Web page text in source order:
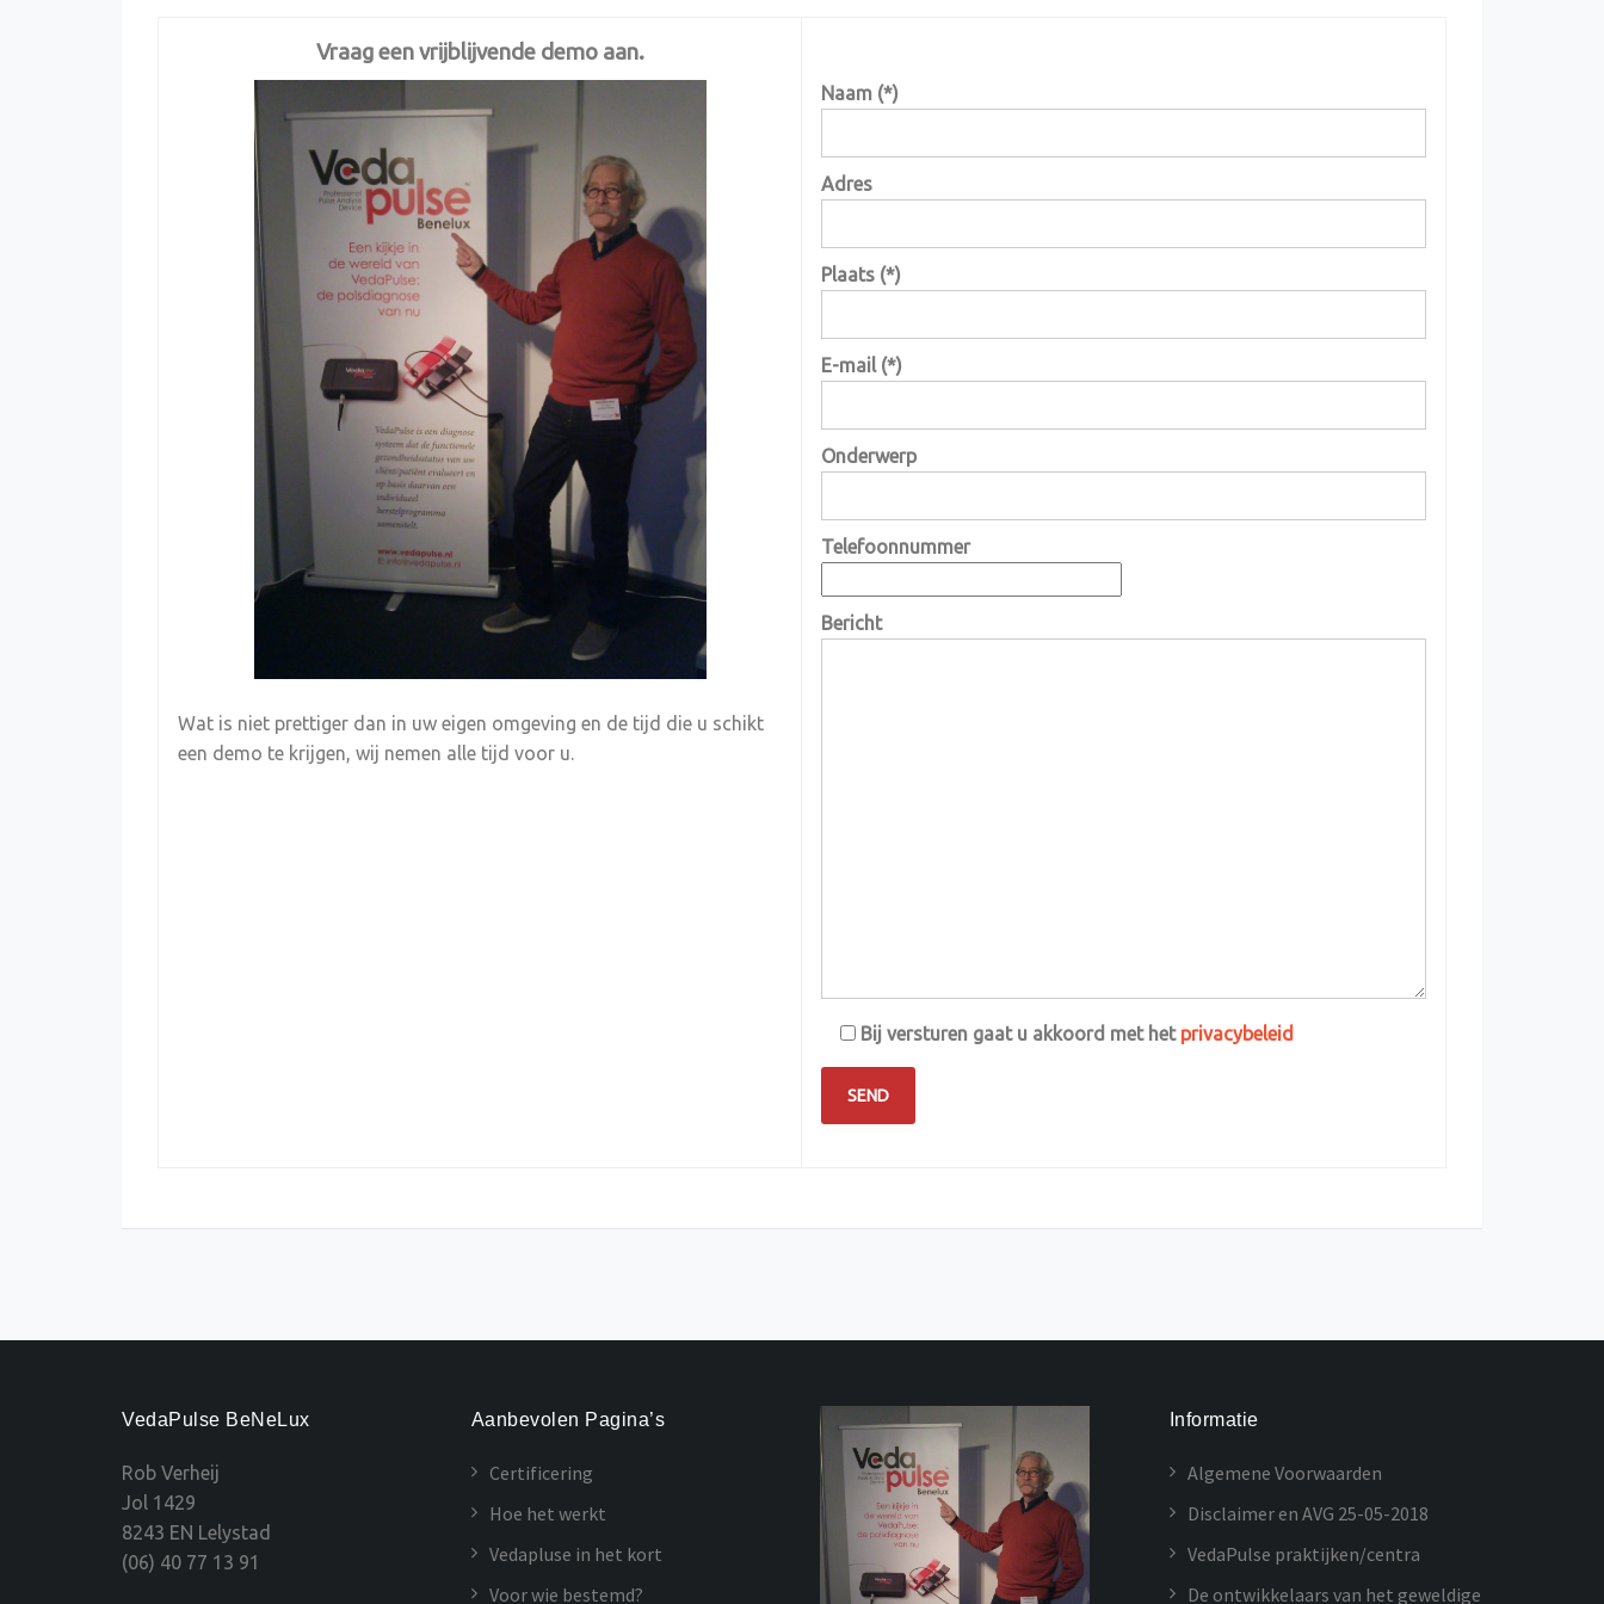
Vraag een vrijblijvende demo aan.
Wat is niet prettiger dan in uw eigen omgeving en de tijd die u schikt
een demo te krijgen, wij nemen alle tijd voor u.
Naam (*)
Adres
Plaats (*)
E-mail (*)
Onderwerp
Telefoonnummer
Bericht
Bij versturen gaat u akkoord met het privacybeleid
VedaPulse BeNeLux
Rob Verheij
Jol 1429
8243 EN Lelystad
(06) 40 77 13 91
Aanbevolen Pagina’s
Certificering
Hoe het werkt
Vedapluse in het kort
Voor wie bestemd?
Informatie
Algemene Voorwaarden
Disclaimer en AVG 25-05-2018
VedaPulse praktijken/centra
De ontwikkelaars van het geweldige